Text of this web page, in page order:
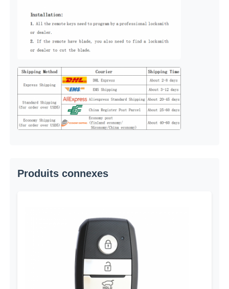
Tous les cas
Clés automatiques
voiture Key Shell
Blade de clé de voiture
puce de transpondeur
Machine de serrurerie
Clé intelligente KEYDIY
Produits connexes